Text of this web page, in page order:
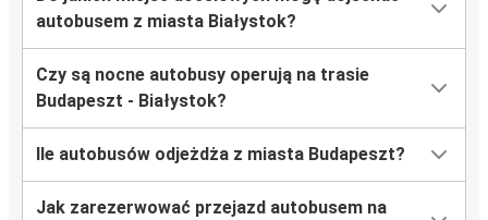
autobusem z miasta Białystok?
Czy są nocne autobusy operują na trasie
Budapeszt - Białystok?
Ile autobusów odjeżdża z miasta Budapeszt?
Jak zarezerwować przejazd autobusem na